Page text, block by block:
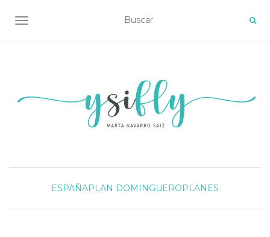
ALTERNAR NAVEGACIÓN
ESPAÑAPLAN DOMINGUERO PLANES